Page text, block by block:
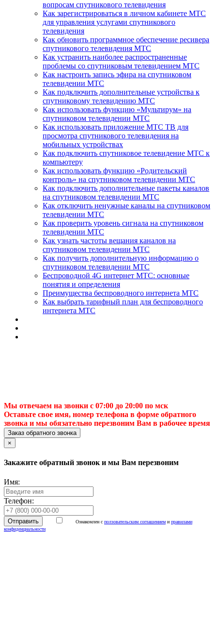
вопросам спутникового телевидения
Как зарегистрироваться в личном кабинете МТС
для управления услугами спутникового
телевидения
Как обновить программное обеспечение ресивера
спутникового телевидения МТС
Как устранить наиболее распространенные
проблемы со спутниковым телевидением МТС
Как настроить запись эфира на спутниковом
телевидении МТС
Как подключить дополнительные устройства к
спутниковому телевидению МТС
Как использовать функцию «Мультирум» на
спутниковом телевидении МТС
Как использовать приложение МТС ТВ для
просмотра спутникового телевидения на
мобильных устройствах
Как подключить спутниковое телевидение МТС к
компьютеру
Как использовать функцию «Родительский
контроль» на спутниковом телевидении МТС
Как подключить дополнительные пакеты каналов
на спутниковом телевидении МТС
Как отключить ненужные каналы на спутниковом
телевидении МТС
Как проверить уровень сигнала на спутниковом
телевидении МТС
Как узнать частоты вещания каналов на
спутниковом телевидении МТС
Как получить дополнительную информацию о
спутниковом телевидении МТС
Беспроводной 4G интернет МТС: основные
понятия и определения
Преимущества беспроводного интернета МТС
Как выбрать тарифный план для беспроводного
интернета МТС
Мы отвечаем на звонки с 07:00 до 20:00 по мск
Оставьте свое имя, номер телефона в форме обратного
звонка и мы обязательно перезвоним Вам в рабочее время
Заказ обратного звонка
×
Закажите обратный звонок и мы Вам перезвоним
Имя:
Телефон:
Ознакомлен с ползовательским соглашением и правилами
конфиденциальности